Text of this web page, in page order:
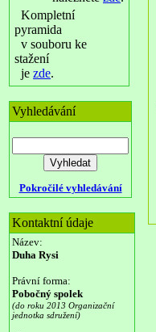
Kompletní
pyramida
v souboru ke
stažení
je zde.
Vyhledávání
Pokročilé vyhledávání
Kontaktní údaje
Název:
Duha Rysi
Právní forma:
Pobočný spolek
(do roku 2013 Organizační
jednotka sdružení)